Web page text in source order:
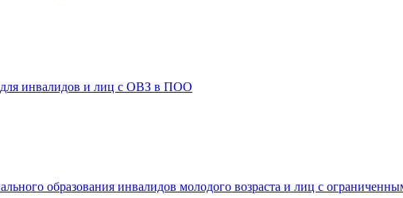
для инвалидов и лиц с ОВЗ в ПОО
образования инвалидов молодого возраста и лиц с